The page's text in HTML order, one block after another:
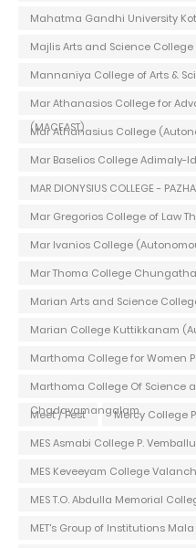
Mahatma Gandhi University
Majlis Arts and Science
Mannaniya College of Arts &
Mar Athanasios College for
(MACFAST)
Mar Athanasius College
Mar Baselios College Adimaly-
MAR DIONYSIUS COLLEGE -
Mar Gregorios College of Law
Mar Ivanios College
Mar Thoma College
Marian Arts and Science
Marian College Kuttikkanam
Marthoma College for Women
Marthoma College Of Science
Chadayamangalam
Meet / Fest
Mercy College
MES Asmabi College P.
MES Keveeyam College
MES T.O. Abdulla Memorial
MET's Group of Institutions